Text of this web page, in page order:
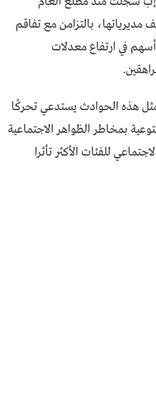
مديرياتها، بالتزامن مع تفاقم
أسهم في ارتفاع معدلات
هذه الحوادث يستدعي تحركًا
بمخاطر الظواهر الاجتماعية
للفئات الأكثر تأثرا